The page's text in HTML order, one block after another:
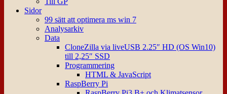
Sidor
99 sätt att optimera ms win 7
Analysarkiv
Data
CloneZilla via liveUSB 2.25″ HD (OS Win10)
till 2,25″ SSD
Programmering
HTML & JavaScript
RaspBerry Pi